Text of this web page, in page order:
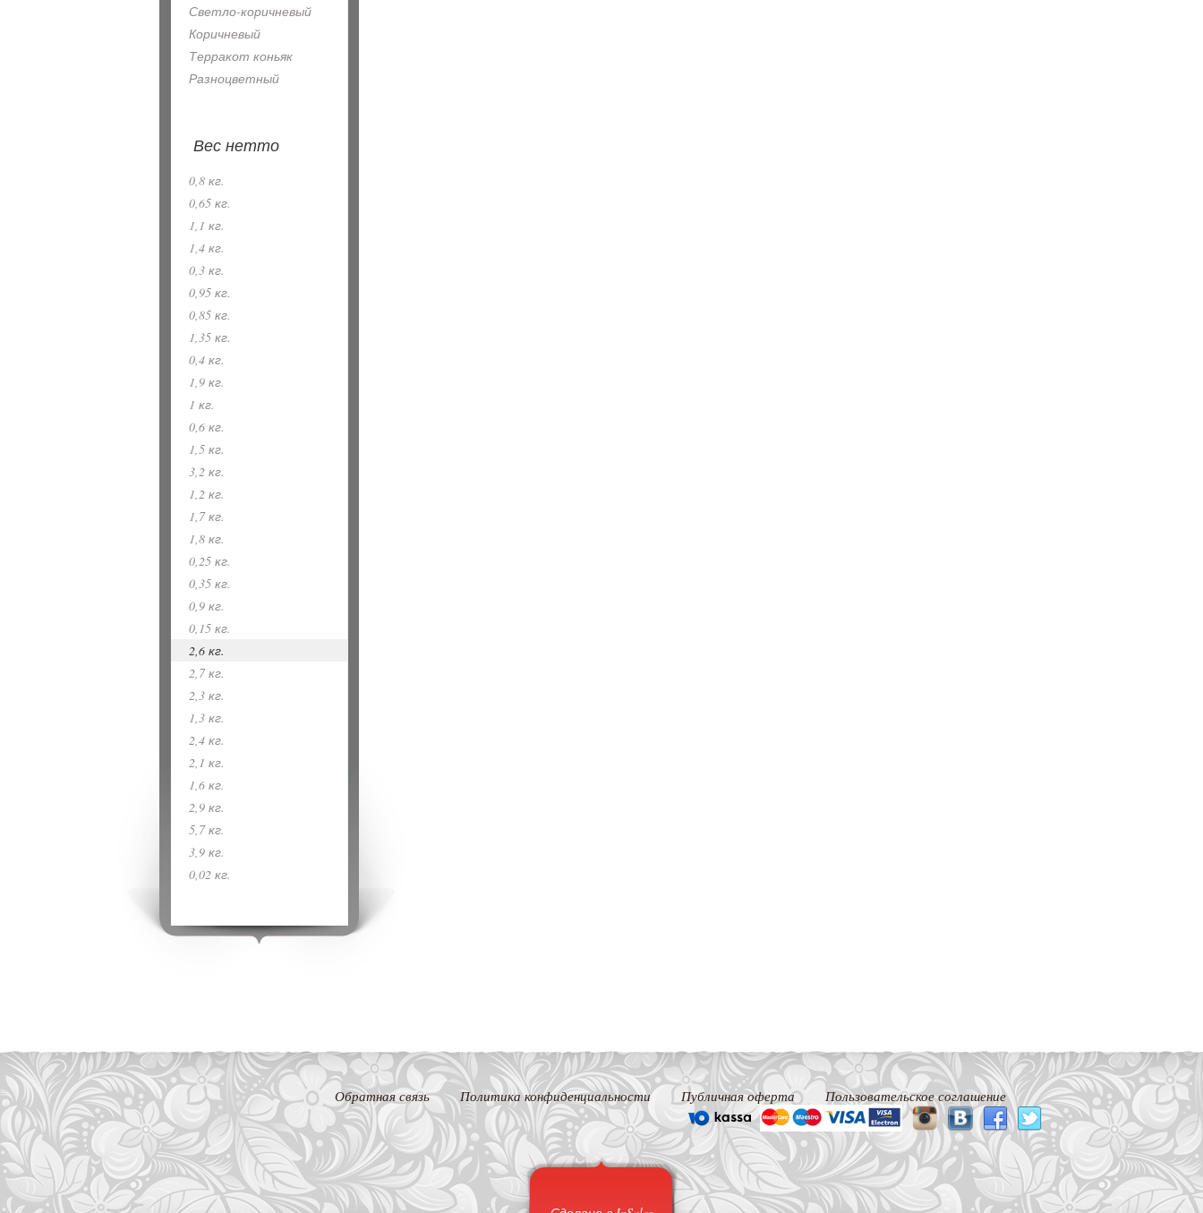
Светло-коричневый
Коричневый
Терракот коньяк
Разноцветный
Вес нетто
0,8 кг.
0,65 кг.
1,1 кг.
1,4 кг.
0,3 кг.
0,95 кг.
0,85 кг.
1,35 кг.
0,4 кг.
1,9 кг.
1 кг.
0,6 кг.
1,5 кг.
3,2 кг.
1,2 кг.
1,7 кг.
1,8 кг.
0,25 кг.
0,35 кг.
0,9 кг.
0,15 кг.
2,6 кг.
2,7 кг.
2,3 кг.
1,3 кг.
2,4 кг.
2,1 кг.
1,6 кг.
2,9 кг.
5,7 кг.
3,9 кг.
0,02 кг.
Обратная связь Политика конфиденциальности Публичная оферта Пользовательское соглашение